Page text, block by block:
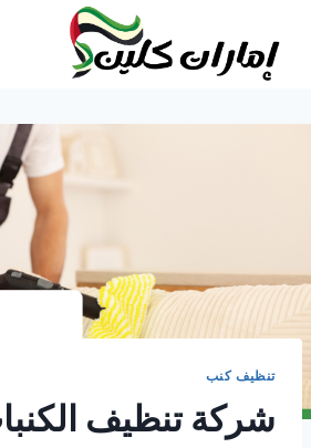
المحتوى
تنظيف كنب
شركة تنظيف